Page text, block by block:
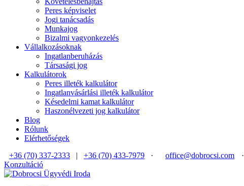
Peres képviselet
Jogi tanácsadás
Munkajog
Bizalmi vagyonkezelés
Vállalkozásoknak
Ingatlanberuházás
Társasági jog
Kalkulátorok
Peres illeték kalkulátor
Ingatlanvásárlási illeték kalkulátor
Késedelmi kamat kalkulátor
Haszonélvezeti jog kalkulátor
Blog
Rólunk
Elérhetőségek
+36 (70) 337-2333
| +36 (70) 433-7979 · office@dobrocsi.com ·
Konzultáció